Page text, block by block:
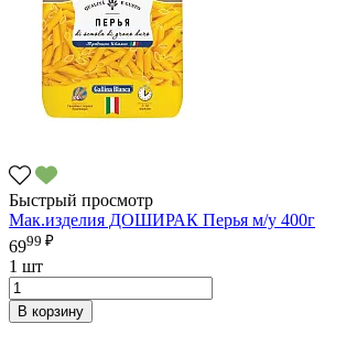
Быстрый просмотр
Мак.изделия ДОШИРАК Перья м/у 400г
6999 ₽
1 шт
В корзину